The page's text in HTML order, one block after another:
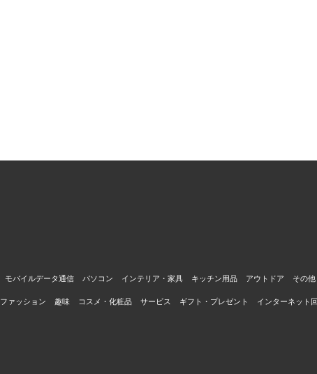
モバイルデータ通信 パソコン インテリア・家具 キッチン用品 アウトドア その他
ファッション 趣味 コスメ・化粧品 サービス ギフト・プレゼント インターネット